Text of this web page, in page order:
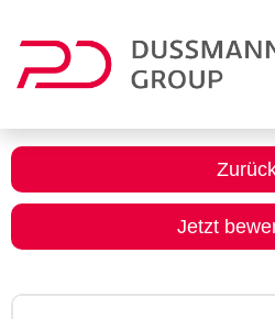
Jobs
Initiativbewerbung
Jetzt